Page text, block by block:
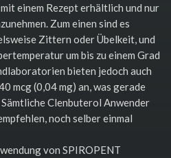
einem Rezept erhältlich und nur
Zum einen sind es
Zittern oder Übelkeit, und
um bis zu einem Grad
bieten jedoch auch
mcg (0,04 mg) an, was gerade
Clenbuterol Anwender
noch selber einmal
von SPIROPENT